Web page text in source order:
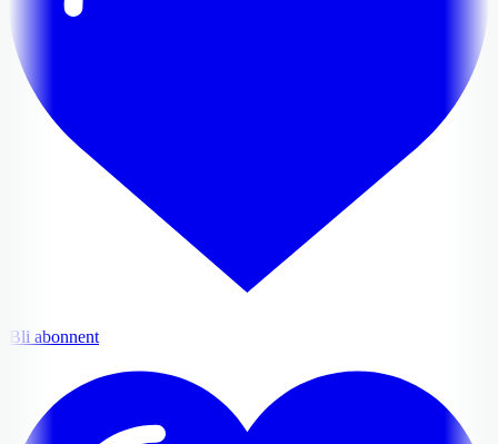
Bli abonnent